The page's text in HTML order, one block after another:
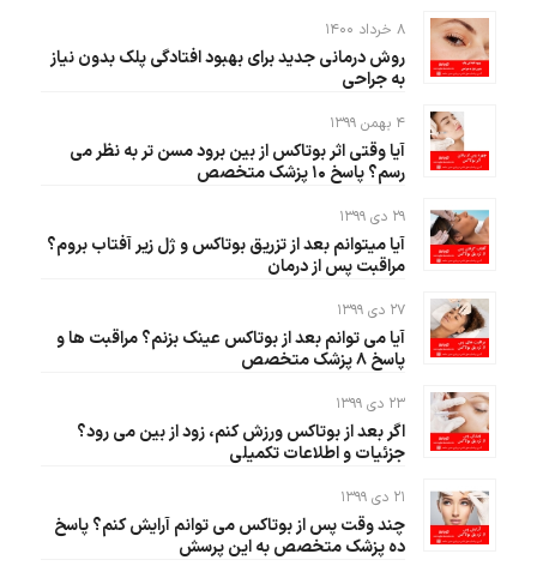
۸ خرداد ۱۴۰۰
روش درمانی جدید برای بهبود افتادگی پلک بدون نیاز
به جراحی
۴ بهمن ۱۳۹۹
آیا وقتی اثر بوتاکس از بین برود مسن تر به نظر می
رسم؟ پاسخ ۱۰ پزشک متخصص
۲۹ دی ۱۳۹۹
آیا میتوانم بعد از تزریق بوتاکس و ژل زیر آفتاب بروم؟
مراقبت پس از درمان‌
۲۷ دی ۱۳۹۹
آیا می توانم بعد از بوتاکس عینک بزنم؟ مراقبت ها و
پاسخ ۸ پزشک متخصص
۲۳ دی ۱۳۹۹
اگر بعد از بوتاکس ورزش کنم، زود از بین می رود؟
جزئیات و اطلاعات تکمیلی
۲۱ دی ۱۳۹۹
چند وقت پس از بوتاکس می توانم آرایش کنم؟ پاسخ
ده پزشک متخصص به این پرسش